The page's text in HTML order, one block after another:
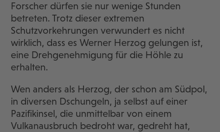
Forscher dürfen sie nur wenige Stunden
betreten. Trotz dieser extremen
Schutzvorkehrungen verwundert es nicht
wirklich, dass es Werner Herzog gelungen ist,
eine Drehgenehmigung für die Höhle zu
erhalten.
Wen anders als Herzog, der schon am Südpol,
in diversen Dschungeln, ja selbst auf einer
Pazifikinsel, die unmittelbar von einem
Vulkanausbruch bedroht war, gedreht hat,